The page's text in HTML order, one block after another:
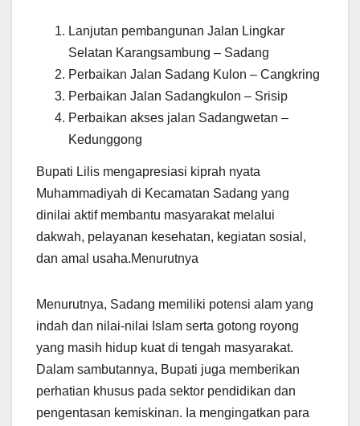
Lanjutan pembangunan Jalan Lingkar
Selatan Karangsambung – Sadang
Perbaikan Jalan Sadang Kulon – Cangkring
Perbaikan Jalan Sadangkulon – Srisip
Perbaikan akses jalan Sadangwetan –
Kedunggong
Bupati Lilis mengapresiasi kiprah nyata
Muhammadiyah di Kecamatan Sadang yang
dinilai aktif membantu masyarakat melalui
dakwah, pelayanan kesehatan, kegiatan sosial,
dan amal usaha.Menurutnya
Menurutnya, Sadang memiliki potensi alam yang
indah dan nilai-nilai Islam serta gotong royong
yang masih hidup kuat di tengah masyarakat.
Dalam sambutannya, Bupati juga memberikan
perhatian khusus pada sektor pendidikan dan
pengentasan kemiskinan. Ia mengingatkan para